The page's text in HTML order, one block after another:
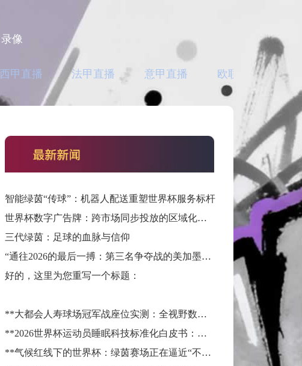
录像
西甲直播 法甲直播 意甲直播 欧联直播
智能绿茵“传球”：机器人配送重塑世界杯服务标杆
世界杯数字广告牌：跨市场同步投放的区域化定制方案
三代绿茵：足球的血脉与信仰
“通往2026的最后一搏：第三名争夺战的美加墨门票生死局”
好的，这里为您重写一个标题：
**大都会人寿球场冠军战座位实测：全视野数据解析与等级精准评估**
**2026世界杯运动员睡眠科技标准化白皮书：智能穿戴监测标准与认证体系框架**
**气候红线下的世界杯：绿茵赛场正在逼近“不可承受之热”**